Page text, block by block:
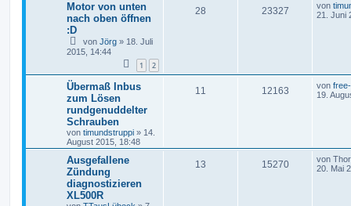
Motor von unten
nach oben öffnen
:D
von Jörg » 18. Juli
2015, 14:44
1 2
28 23327 von
21. Juni
Übermaß Inbus
zum Lösen
rundgenuddelter
Schrauben
von timundstruppi » 14.
August 2015, 18:48
11 12163 von
19.
Ausgefallene
Zündung
diagnostizieren
XL500R
13 15270 von
20. Mai